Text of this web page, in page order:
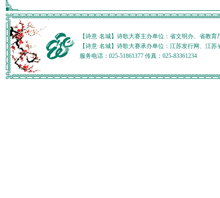
【诗意·名城】诗歌大赛主办单位：省文明办、省教
【诗意·名城】诗歌大赛承办单位：江苏发行网、江
服务电话：025-51861377 传真：025-83361234